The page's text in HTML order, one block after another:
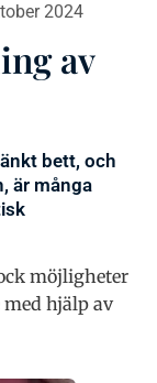
2024
av
bett, och
är många
möjligheter
hjälp av